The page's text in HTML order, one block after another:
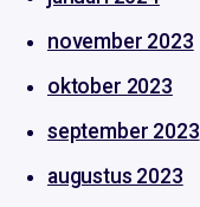
november 2023
oktober 2023
september 2023
augustus 2023